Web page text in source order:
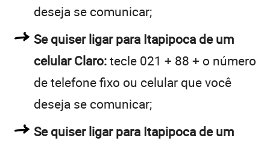
deseja se comunicar;
Se quiser ligar para Itapipoca de um
celular Claro:tecle 021 + 88 + o número
de telefone fixo ou celular que você
deseja se comunicar;
Se quiser ligar para Itapipoca de um